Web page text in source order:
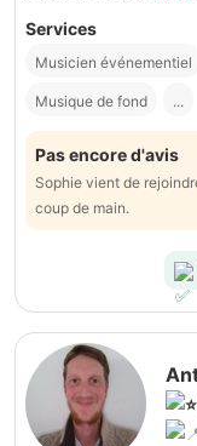
Services
Musicien événementiel
Musique de fond ...
Pas encore d'avis
Sophie vient de
coup de main.